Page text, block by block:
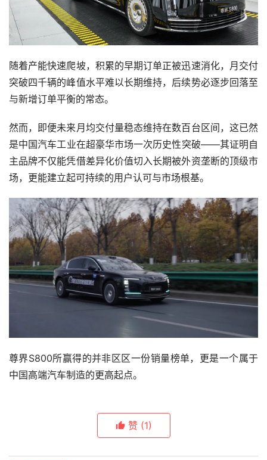
随着产能快速爬坡，积累的早期订单正被迅速消化，月交付
突破四千辆的峰值水平难以长期维持，后续势必逐步回落至
与新增订单平衡的常态。
然而，即便未来月均交付量稳态维持在数百台区间，这已然
是中国汽车工业在超豪华市场一次历史性突破——其证明自
主品牌不仅能凭借差异化价值切入长期被外资垄断的顶级市
场，更能建立起可持续的用户认可与市场根基。
尊界S800所赢得的并非区区一份销量榜单，更是一个属于
中国高端汽车制造的更高起点。
赞 (1)